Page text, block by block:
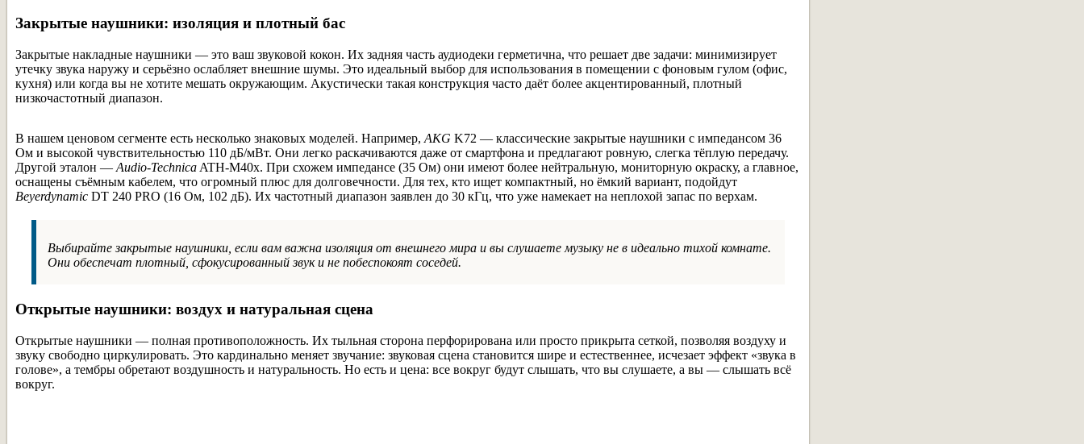
Закрытые наушники: изоляция и плотный бас
Закрытые накладные наушники — это ваш звуковой кокон. Их задняя часть аудиодеки герметична, что решает две задачи: минимизирует
утечку звука наружу и серьёзно ослабляет внешние шумы. Это идеальный выбор для использования в помещении с фоновым гулом (офис,
кухня) или когда вы не хотите мешать окружающим. Акустически такая конструкция часто даёт более акцентированный, плотный
низкочастотный диапазон.
В нашем ценовом сегменте есть несколько знаковых моделей. Например, AKG K72 — классические закрытые наушники с импедансом 36
Ом и высокой чувствительностью 110 дБ/мВт. Они легко раскачиваются даже от смартфона и предлагают ровную, слегка тёплую передачу.
Другой эталон — Audio-Technica ATH-M40x. При схожем импедансе (35 Ом) они имеют более нейтральную, мониторную окраску, а главное,
оснащены съёмным кабелем, что огромный плюс для долговечности. Для тех, кто ищет компактный, но ёмкий вариант, подойдут
Beyerdynamic DT 240 PRO (16 Ом, 102 дБ). Их частотный диапазон заявлен до 30 кГц, что уже намекает на неплохой запас по верхам.
Выбирайте закрытые наушники, если вам важна изоляция от внешнего мира и вы слушаете музыку не в идеально тихой комнате.
Они обеспечат плотный, сфокусированный звук и не побеспокоят соседей.
Открытые наушники: воздух и натуральная сцена
Открытые наушники — полная противоположность. Их тыльная сторона перфорирована или просто прикрыта сеткой, позволяя воздуху и
звуку свободно циркулировать. Это кардинально меняет звучание: звуковая сцена становится шире и естественнее, исчезает эффект «звука в
голове», а тембры обретают воздушность и натуральность. Но есть и цена: все вокруг будут слышать, что вы слушаете, а вы — слышать всё
вокруг.